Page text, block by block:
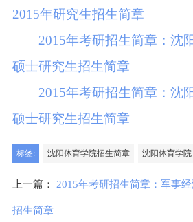
2015年研究生招生简章
2015年考研招生简章：沈
硕士研究生招生简章
2015年考研招生简章：沈
硕士研究生招生简章
标签: 沈阳体育学院招生简章 沈阳体育学院
上一篇： 2015年考研招生简章：军事
招生简章